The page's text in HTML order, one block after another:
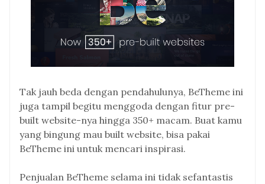
Tak jauh beda dengan pendahulunya, BeTheme ini
juga tampil begitu menggoda dengan fitur pre-
built website-nya hingga 350+ macam. Buat kamu
yang bingung mau built website, bisa pakai
BeTheme ini untuk mencari inspirasi.
Penjualan BeTheme selama ini tidak sefantastis